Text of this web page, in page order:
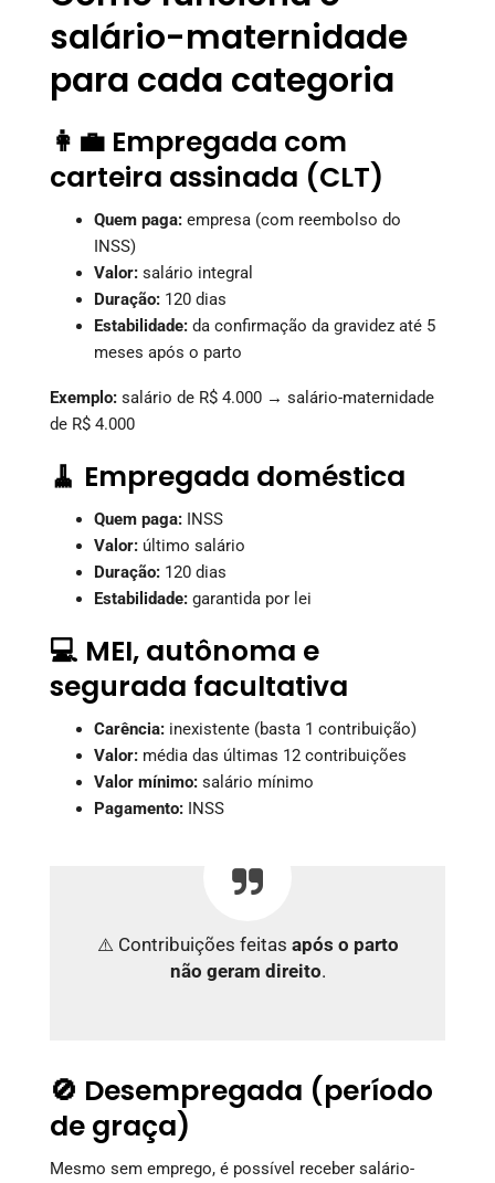
salário-maternidade
para cada categoria
👩‍💼 Empregada com
carteira assinada (CLT)
Quem paga: empresa (com reembolso do
INSS)
Valor: salário integral
Duração: 120 dias
Estabilidade: da confirmação da gravidez até 5
meses após o parto
Exemplo: salário de R$ 4.000 → salário-maternidade
de R$ 4.000
🧹 Empregada doméstica
Quem paga: INSS
Valor: último salário
Duração: 120 dias
Estabilidade: garantida por lei
💻 MEI, autônoma e
segurada facultativa
Carência: inexistente (basta 1 contribuição)
Valor: média das últimas 12 contribuições
Valor mínimo: salário mínimo
Pagamento: INSS
⚠️ Contribuições feitas após o parto
não geram direito.
🚫 Desempregada (período
de graça)
Mesmo sem emprego, é possível receber salário-